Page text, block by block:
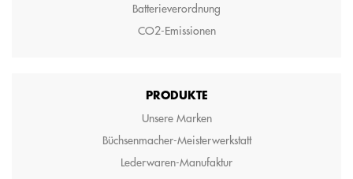
Batterieverordnung
CO2-Emissionen
PRODUKTE
Unsere Marken
Büchsenmacher-Meisterwerkstatt
Lederwaren-Manufaktur